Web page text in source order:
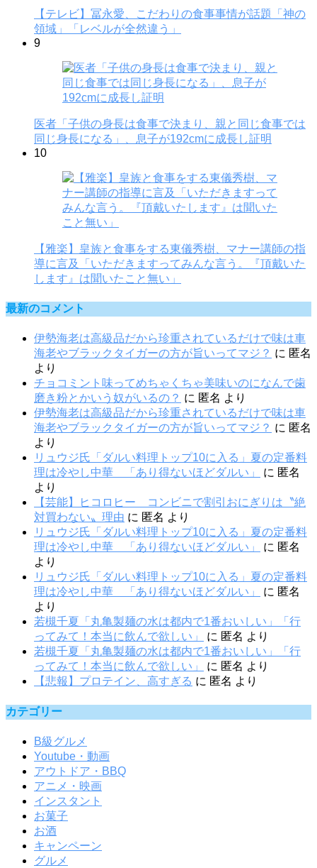
【テレビ】冨永愛、こだわりの食事事情が話題「神の
領域」「レベルが全然違う」
9
医者「子供の身長は食事で決まり、親と同じ食事では
同じ身長になる」、息子が192cmに成長し証明
10
【雅楽】皇族と食事をする東儀秀樹、マナー講師の指
導に言及「いただきますってみんな言う。『頂戴いた
します』は聞いたこと無い」
最新のコメント
伊勢海老は高級品だから珍重されているだけで味は車
海老やブラックタイガーの方が旨いってマジ？ に 匿名
より
チョコミント味ってめちゃくちゃ美味いのになんで歯
磨き粉とかいう奴がいるの？ に 匿名 より
伊勢海老は高級品だから珍重されているだけで味は車
海老やブラックタイガーの方が旨いってマジ？ に 匿名
より
リュウジ氏「ダルい料理トップ10に入る」夏の定番料
理は冷やし中華 「あり得ないほどダルい」
に 匿名
より
【芸能】ヒコロヒー コンビニで割引おにぎりは〝絶
対買わない〟理由 に 匿名 より
リュウジ氏「ダルい料理トップ10に入る」夏の定番料
理は冷やし中華 「あり得ないほどダルい」
に 匿名
より
リュウジ氏「ダルい料理トップ10に入る」夏の定番料
理は冷やし中華 「あり得ないほどダルい」
に 匿名
より
若槻千夏「丸亀製麺の水は都内で1番おいしい」「行
ってみて！本当に飲んで欲しい」
に 匿名 より
若槻千夏「丸亀製麺の水は都内で1番おいしい」「行
ってみて！本当に飲んで欲しい」
に 匿名 より
【悲報】プロテイン、高すぎる に 匿名 より
カテゴリー
B級グルメ
Youtube・動画
アウトドア・BBQ
アニメ・映画
インスタント
お菓子
お酒
キャンペーン
グルメ